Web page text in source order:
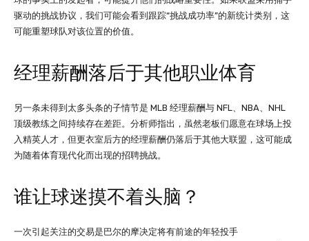
驱动的挑战协议，我们可能会看到跟踪“挑战成功率”的新统计类别，这
可能重塑球队对该位置的价值。
经理薪酬落后于其他职业体育
另一条未得到太多头条的子情节是 MLB 经理薪酬与 NFL、NBA、NHL
顶级教练之间持续存在差距。分析师指出，虽然老板们愿意在球场上投
入精英人才，但更衣室后方的经理薪酬仍落后于其他大联盟，这可能成
为随着体育现代化而出现的招聘挑战。
谁让球迷摸不着头脑？
一次引起关注的交易是巴尔的摩决定将有前途的年轻投手